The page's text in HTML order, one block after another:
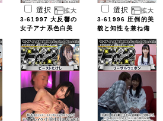
選択
3-61997 大反響の
女子アナ系色白美
選択
3-61996 圧倒的美
貌と知性を兼ね備